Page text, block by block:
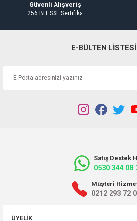
Güvenli Alışveriş
256 BIT SSL Sertifika
E-BÜLTEN LİSTESİ
Satış Destek
0530 344 08
Müşteri
0212 293 72
ÜYELIK